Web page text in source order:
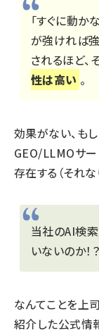
「すぐに動
が強ければ
されるほど、
性は高い 。
効果がない、も
GEO/LLMOサ
存在する（それな
当社のAI検
いないのか！？
なんてことを上
紹介した公式情